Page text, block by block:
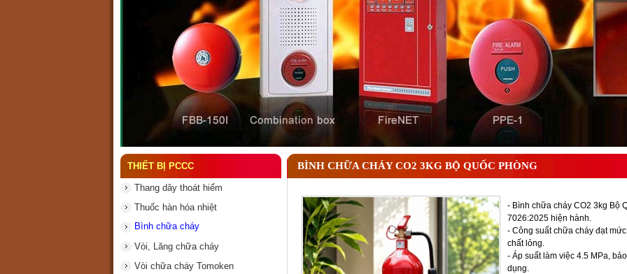
Đầu phun chữa cháy là gì và nguyên lý hoạt động chi tiết
Đầu phun chữa cháy là gì ? Tìm hiểu chi tiết từ A-Z
THIẾT BỊ PCCC
Thang dây thoát hiểm
Thuốc hàn hóa nhiệt
Bình chữa cháy
Vòi, Lăng chữa cháy
Vòi chữa cháy Tomoken
BÌNH CHỮA CHÁY CO2 3KG BỘ QUỐC PHÒNG
- Bình chữa cháy CO2 3kg Bộ
7026:2025 hiện hành.
- Công suất chữa cháy đạt
chất lỏng.
- Áp suất làm việc 4.5 MPa,
dụng.